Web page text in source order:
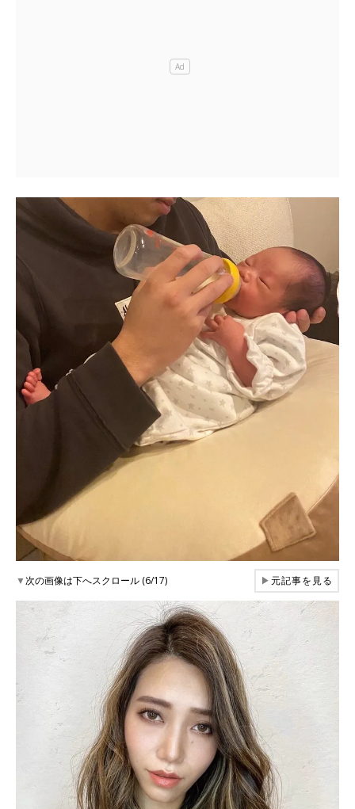
▼次の画像は下へスクロール (6/17) ▶元記事を見る